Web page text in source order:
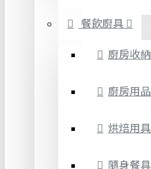
餐飲廚具
廚房收納
廚房用品
烘焙用具
隨身餐具